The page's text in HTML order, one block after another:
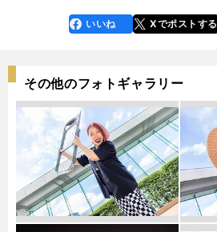
faceboo
k
いいね Xでポストする
line
その他のフォトギャラリー